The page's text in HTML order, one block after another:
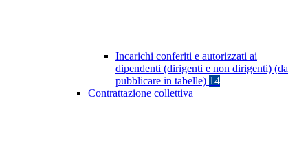
Incarichi conferiti e autorizzati ai
dipendenti (dirigenti e non dirigenti) (da
pubblicare in tabelle) 14
Contrattazione collettiva